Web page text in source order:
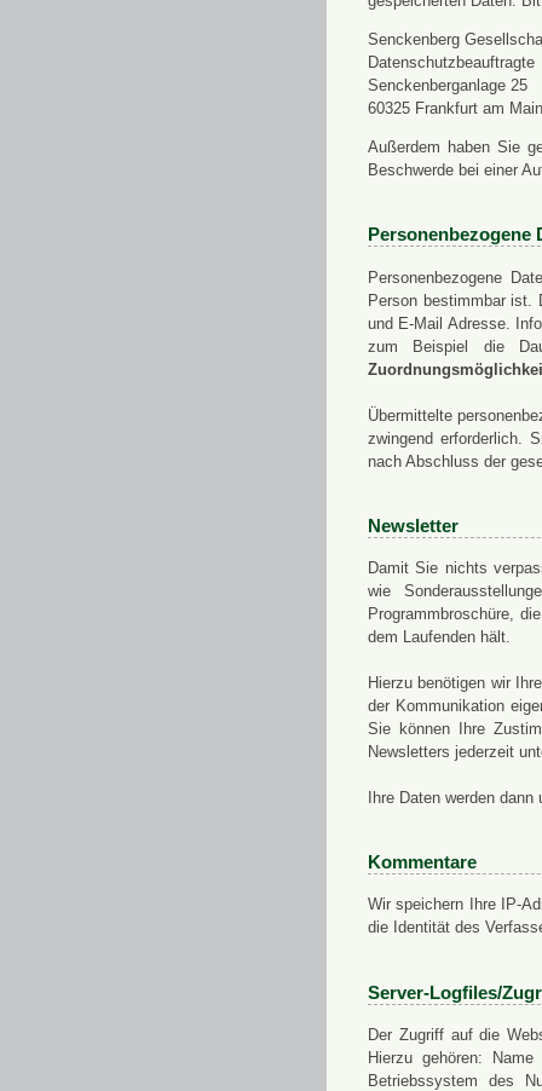
Senckenberg
Datenschutzbeauftragte
Senckenberganlage 25
60325 Frankfurt am Main
Außerdem haben Sie
Beschwerde bei einer
Personenbezogene
Personenbezogene
Person bestimmbar ist.
und E-Mail Adresse.
zum Beispiel die
Übermittelte
zwingend erforderlich.
nach Abschluss der
Newsletter
Damit Sie nichts
wie
Programmbroschüre,
dem Laufenden hält.
Hierzu benötigen wir
der Kommunikation
Sie können Ihre
Newsletters jederzeit
Ihre Daten werden
Kommentare
Wir speichern Ihre IP-
die Identität des
Server-Logfiles/
Der Zugriff auf die
Hierzu gehören:
Betriebssystem des